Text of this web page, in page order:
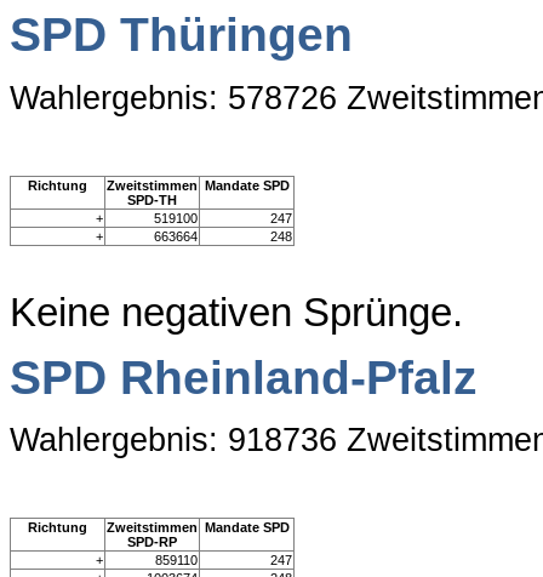
SPD Thüringen
Wahlergebnis: 578726
Richtung
Zweitstimmen
SPD-TH
Mandate SPD
+ 519100
247
+
663664 248
Keine negativen Sprünge.
SPD Rheinland-Pfalz
Wahlergebnis: 918736
Richtung
Zweitstimmen
SPD-RP
Mandate SPD
+ 859110
247